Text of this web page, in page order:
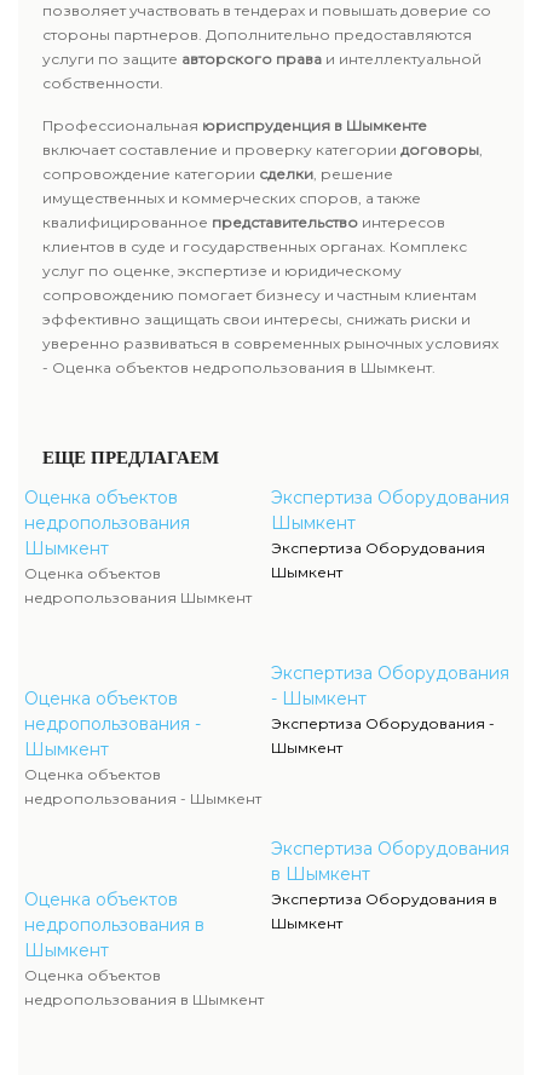
позволяет участвовать в тендерах и повышать доверие со
стороны партнеров. Дополнительно предоставляются
услуги по защите авторского права и интеллектуальной
собственности.
Профессиональная юриспруденция в Шымкенте
включает составление и проверку категории договоры,
сопровождение категории сделки, решение
имущественных и коммерческих споров, а также
квалифицированное представительство интересов
клиентов в суде и государственных органах. Комплекс
услуг по оценке, экспертизе и юридическому
сопровождению помогает бизнесу и частным клиентам
эффективно защищать свои интересы, снижать риски и
уверенно развиваться в современных рыночных условиях
- Оценка объектов недропользования в Шымкент.
ЕЩЕ ПРЕДЛАГАЕМ
Оценка объектов
недропользования
Шымкент
Оценка объектов
недропользования Шымкент
Оценка объектов
недропользования -
Шымкент
Оценка объектов
недропользования - Шымкент
Оценка объектов
недропользования в
Шымкент
Оценка объектов
недропользования в Шымкент
Экспертиза Оборудования
Шымкент
Экспертиза Оборудования
Шымкент
Экспертиза Оборудования
- Шымкент
Экспертиза Оборудования -
Шымкент
Экспертиза Оборудования
в Шымкент
Экспертиза Оборудования в
Шымкент